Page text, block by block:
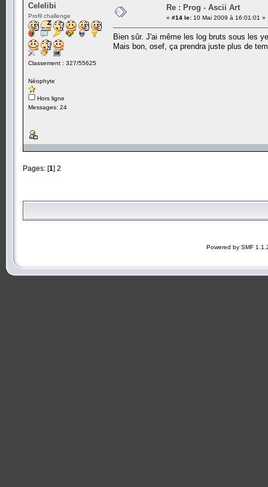
Celelibi
Profil challenge
Classement : 327/55625
Néophyte
Hors ligne
Messages: 24
Re : Prog - Ascii Art
« #14 le: 10 Mai 2009 à 16:01:01 »
Bien sûr. J'ai même les log bruts sous les
Mais bon, osef, ça prendra juste plus de
Pages: [1] 2
Powered by SMF